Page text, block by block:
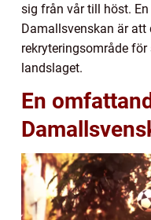
sig från vår till höst.
Damallsvenskan är
rekryteringsområde
landslaget.
En